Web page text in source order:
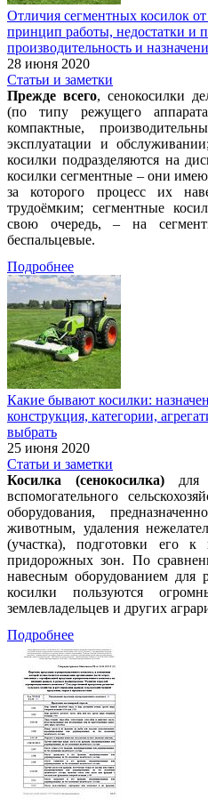
Отличия сегментных косилок
принцип работы, недостатки и
производительность и
28 июня 2020
Статьи и заметки
Прежде всего, сенокосилки
(по типу режущего
компактные,
эксплуатации и
косилки подразделяются на
косилки сегментные – они
за которого процесс их
трудоёмким; сегментные
свою очередь, – на
беспальцевые.
Подробнее
Какие бывают косилки:
конструкция, категории,
выбрать
25 июня 2020
Статьи и заметки
Косилка (сенокосилка)для
вспомогательного
оборудования,
животным, удаления
(участка), подготовки его
придорожных зон. По
навесным оборудованием для
косилки пользуются
землевладельцев и других
Подробнее